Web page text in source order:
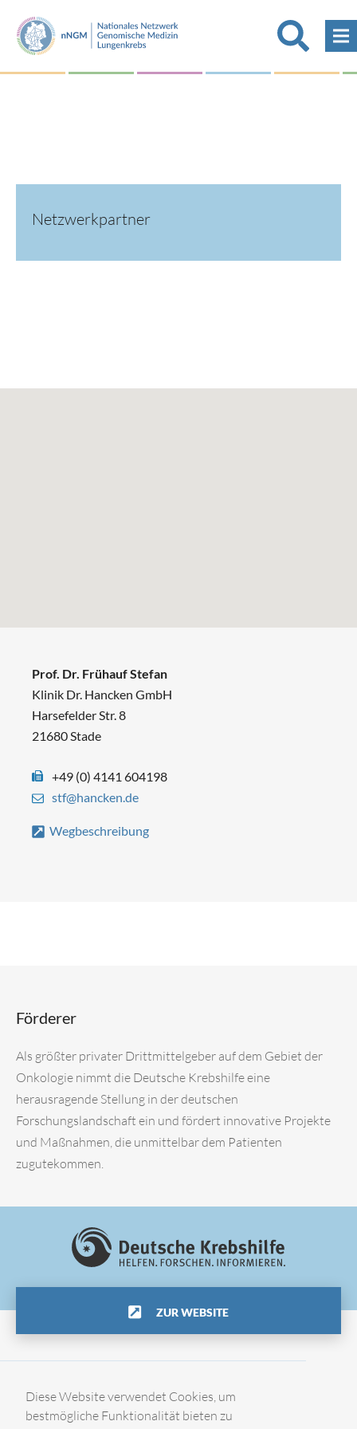
Diese Website verwendet Cookies, um
bestmögliche Funktionalität bieten zu
Netzwerkpartner
Prof. Dr. Frühauf Stefan
Klinik Dr. Hancken GmbH
Harsefelder Str. 8
21680 Stade
+49 (0) 4141 604198
stf@hancken.de
Wegbeschreibung
Förderer
Als größter privater Drittmittelgeber auf dem Gebiet der
Onkologie nimmt die Deutsche Krebshilfe eine
herausragende Stellung in der deutschen
Forschungslandschaft ein und fördert innovative Projekte
und Maßnahmen, die unmittelbar dem Patienten
zugutekommen.
ZUR WEBSITE